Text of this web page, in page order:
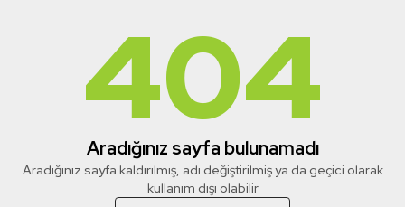
404
Aradığınız sayfa bulunamadı
Aradığınız sayfa kaldırılmış, adı değiştirilmiş ya da geçici olarak
kullanım dışı olabilir